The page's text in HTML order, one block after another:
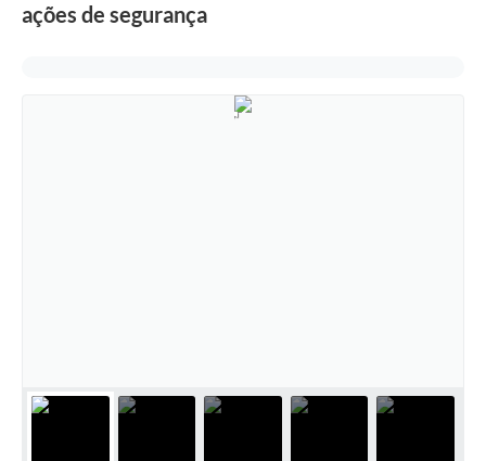
Visite Barbacena
PNAB 2026 - Ciclo 2
ações de segurança